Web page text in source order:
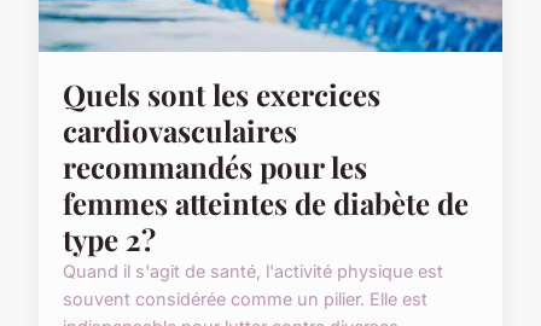
Quels sont les exercices
cardiovasculaires
recommandés pour les
femmes atteintes de diabète de
type 2?
Quand il s'agit de santé, l'activité physique est
souvent considérée comme un pilier. Elle est